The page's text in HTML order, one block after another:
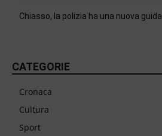
Chiasso, la polizia ha una nuova guida
CATEGORIE
Cronaca
Cultura
Sport